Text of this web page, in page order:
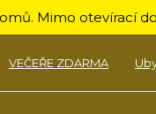
Mimo otevírací
VEČEŘE ZDARMA